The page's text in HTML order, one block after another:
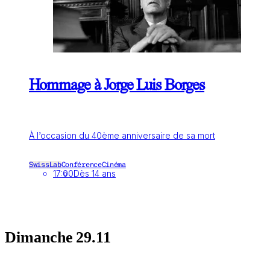
Hommage à Jorge Luis Borges
À l’occasion du 40ème anniversaire de sa mort
SwissLabConférenceCinéma
17:00Dès 14 ans
29.11
Dimanche